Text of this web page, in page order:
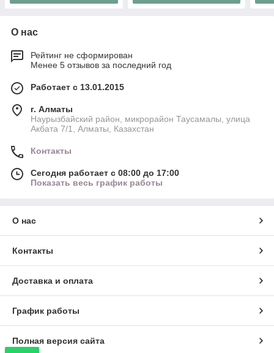
О нас
Рейтинг не сформирован
Менее 5 отзывов за последний год
Работает с 13.01.2015
г. Алматы
Наурызбайский район, микрорайон Таусамалы, улица
Акбата 7/1, Алматы, Казахстан
Контакты
Сегодня работает с 08:00 до 17:00
Показать весь график работы
О нас
Контакты
Доставка и оплата
График работы
Полная версия сайта